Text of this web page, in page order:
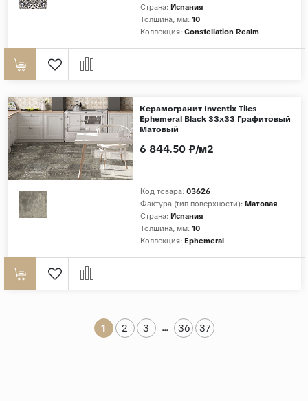
Страна: Испания
Толщина, мм: 10
Коллекция: Constellation Realm
Керамогранит Inventix Tiles
Ephemeral Black 33x33 Графитовый
Матовый
Код товара: 03626
Фактура (тип поверхности): Матовая
Страна: Испания
Толщина, мм: 10
Коллекция: Ephemeral
6 844.50 ₽/м2
1 2 3 ... 36 37